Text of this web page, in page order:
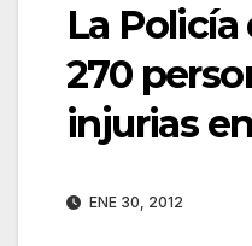
La
270
injurias
ENE 30, 2012